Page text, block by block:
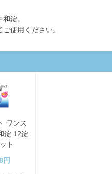
錠。
使用ください。
ワンス
錠 12錠
ト
円